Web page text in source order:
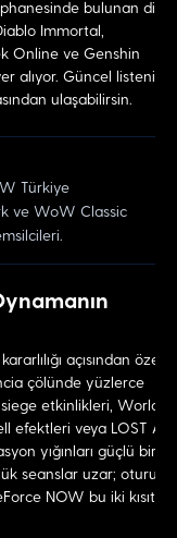
bulunan diğer
Immortal,
Online ve Genshin
alıyor. Güncel listenin
ulaşabilirsin.
Türkiye
ve WoW Classic
açısından özel
çölünde yüzlerce
etkinlikleri, World of
efektleri veya LOST
yığınları güçlü bir
seanslar uzar; oturum
NOW bu iki kısıtı